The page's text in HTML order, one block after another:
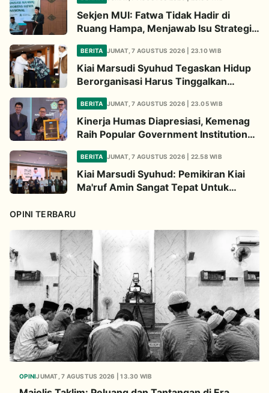
Sekjen MUI: Fatwa Tidak Hadir di
Ruang Hampa, Menjawab Isu Strategis
Bangsa
BERITA JUMAT, 7 AGUSTUS 2026 | 23.10 WIB
Kiai Marsudi Syuhud Tegaskan Hidup
Berorganisasi Harus Tinggalkan
Legacy Amal Saleh
BERITA JUMAT, 7 AGUSTUS 2026 | 23.05 WIB
Kinerja Humas Diapresiasi, Kemenag
Raih Popular Government Institutions
Award 2026
BERITA JUMAT, 7 AGUSTUS 2026 | 22.58 WIB
Kiai Marsudi Syuhud: Pemikiran Kiai
Ma'ruf Amin Sangat Tepat Untuk
OPINI TERBARU
OPINIJUMAT, 7 AGUSTUS 2026 | 13.30 WIB